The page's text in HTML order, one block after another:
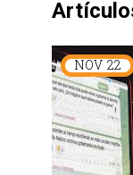
NOV 22